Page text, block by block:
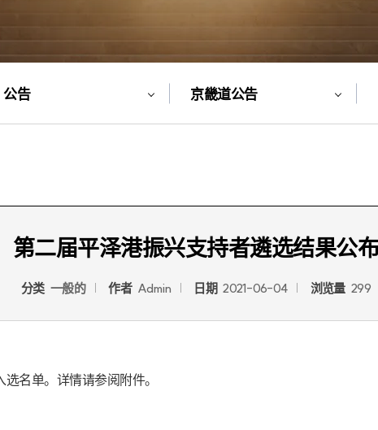
公告 京畿道公告
第二届平泽港振兴支持者遴选结果公
分类 一般的 作者 Admin 日期 2021-06-04 浏览量 299
名单。详情请参阅附件。